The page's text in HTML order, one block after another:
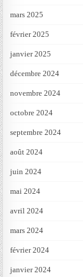
mars 2025
février 2025
janvier 2025
décembre 2024
novembre 2024
octobre 2024
septembre 2024
août 2024
juin 2024
mai 2024
avril 2024
mars 2024
février 2024
janvier 2024